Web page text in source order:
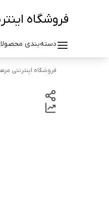
فروشگاه
دسته‌بندی
فروشگاه اینترنتی